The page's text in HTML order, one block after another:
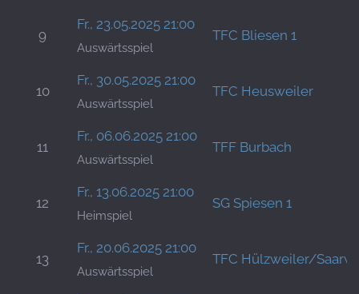
9
Fr., 23.05.2025 21:00
Auswärtsspiel
TFC Bliesen 1
10
Fr., 30.05.2025 21:00
Auswärtsspiel
TFC Heusweiler
11
Fr., 06.06.2025 21:00
Auswärtsspiel
TFF Burbach
12
Fr., 13.06.2025 21:00
Heimspiel
SG Spiesen 1
13
Fr., 20.06.2025 21:00
Auswärtsspiel
TFC Hülzweiler/